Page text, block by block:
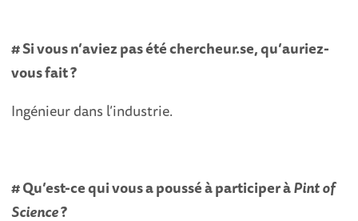
# Si vous n’aviez pas été chercheur.se, qu’auriez-
vous fait ?
Ingénieur dans l’industrie.
# Qu’est-ce qui vous a poussé à participer àPint of
Science?